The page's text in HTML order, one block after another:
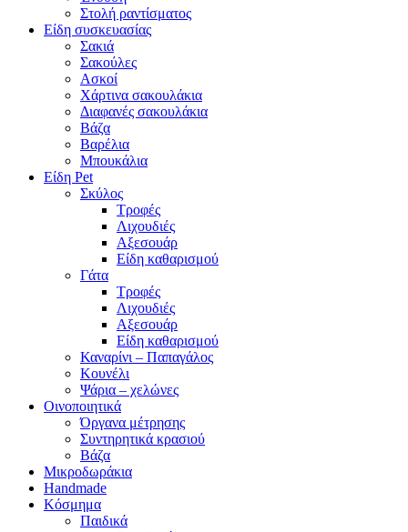
Στολή ραντίσματος
Είδη συσκευασίας
Σακιά
Σακούλες
Ασκοί
Χάρτινα σακουλάκια
Διαφανές σακουλάκια
Βάζα
Βαρέλια
Μπουκάλια
Είδη Pet
Σκύλος
Τροφές
Λιχουδιές
Αξεσουάρ
Είδη καθαρισμού
Γάτα
Τροφές
Λιχουδιές
Αξεσουάρ
Είδη καθαρισμού
Καναρίνι – Παπαγάλος
Κουνέλι
Ψάρια – χελώνες
Οινοποιητικά
Όργανα μέτρησης
Συντηρητικά κρασιού
Βάζα
Μικροδωράκια
Handmade
Κόσμημα
Παιδικά